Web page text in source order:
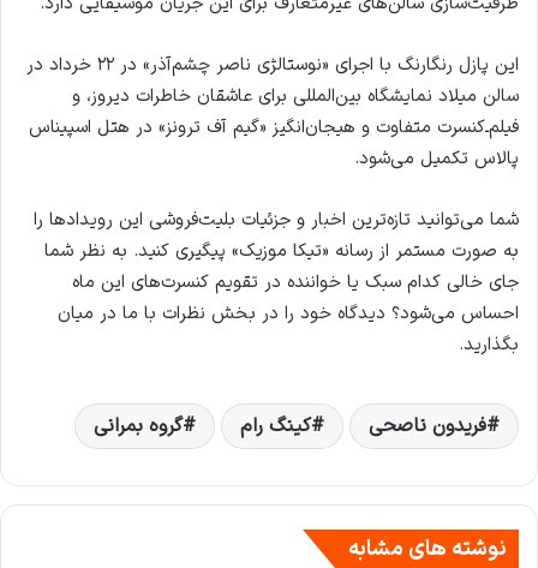
این پازل رنگارنگ با اجرای «نوستالژی ناصر چشم‌آذر» در ۲۲ خرداد در
سالن میلاد نمایشگاه بین‌المللی برای عاشقان خاطرات دیروز، و
فیلم‌ـ‌کنسرت متفاوت و هیجان‌انگیز «گیم آف ترونز» در هتل اسپیناس
پالاس تکمیل می‌شود.
شما می‌توانید تازه‌ترین اخبار و جزئیات بلیت‌فروشی این رویدادها را
به صورت مستمر از رسانه «تیکا موزیک» پیگیری کنید. به نظر شما
جای خالی کدام سبک یا خواننده در تقویم کنسرت‌های این ماه
احساس می‌شود؟ دیدگاه خود را در بخش نظرات با ما در میان
بگذارید.
فریدون ناصحی کینگ رام گروه بمرانی
نوشته های مشابه